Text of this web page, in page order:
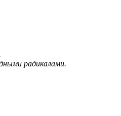
радикалами.